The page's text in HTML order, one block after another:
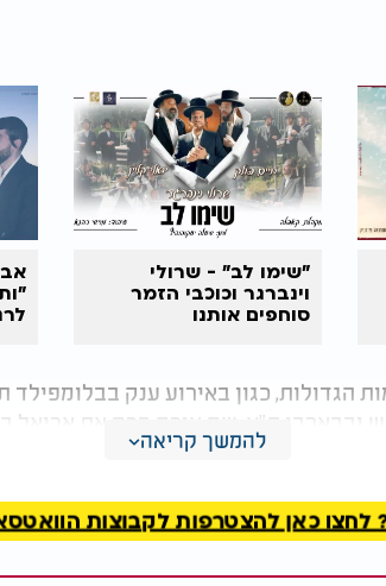
"שימו לב" - שרולי
וינברגר וכוכבי הזמר
סוחפים אותנו
הגדולות, כגון באירוע ענק בבלומפילד
ובבארבי ת"א, שם אירח ברק את אריאל
בלייב לרשתות.להמשך קריאה
כאן להצטרפות לקבוצות הוואטסאפ של